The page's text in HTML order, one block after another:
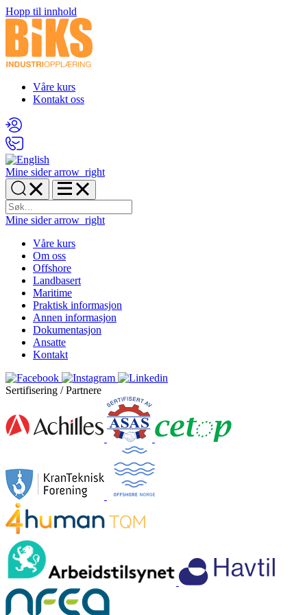
Hopp til innhold
Våre kurs
Kontakt oss
Mine sider arrow_right
Mine sider arrow_right
Våre kurs
Om oss
Offshore
Landbasert
Maritime
Praktisk informasjon
Annen informasjon
Dokumentasjon
Ansatte
Kontakt
Sertifisering / Partnere